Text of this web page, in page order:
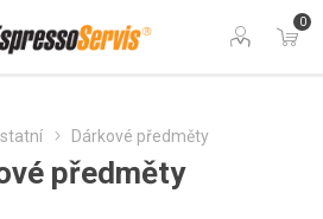
0
Dárkové předměty
předměty